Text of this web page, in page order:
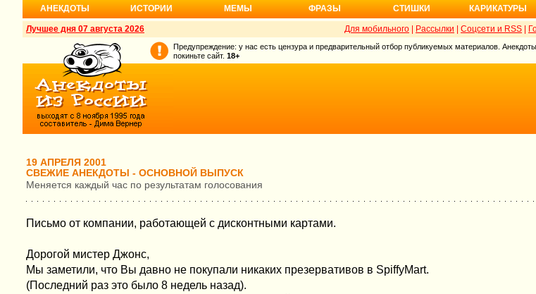
АНЕКДОТЫ ИСТОРИИ МЕМЫ ФРАЗЫ СТИШКИ КАРИКАТУРЫ
Лучшее дня 07 августа 2026 Для мобильного Рассылки Соцсети и RSS
Предупреждение: у нас есть цензура и предварительный отбор публикуемых материалов.
покиньте сайт. 18+
19 АПРЕЛЯ 2001
СВЕЖИЕ АНЕКДОТЫ - ОСНОВНОЙ ВЫПУСК
Меняется каждый час по результатам голосования
Письмо от компании, работающей с дисконтными картами.
Дорогой мистер Джонс,
Мы заметили, что Вы давно не покупали никаких презервативов в SpiffyMart.
(Последний раз это было 8 недель назад).